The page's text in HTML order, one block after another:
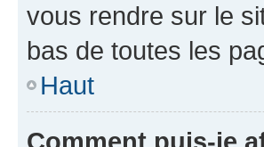
vous rendre sur le
bas de toutes les
Haut